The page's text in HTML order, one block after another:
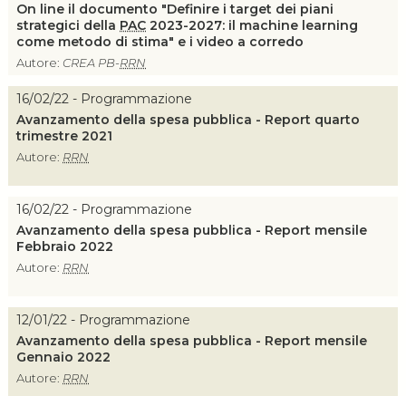
On line il documento "Definire i target dei piani
strategici della PAC 2023-2027: il machine learning
come metodo di stima" e i video a corredo
Autore: CREA PB-RRN
16/02/22 - Programmazione
Avanzamento della spesa pubblica - Report quarto
trimestre 2021
Autore: RRN
16/02/22 - Programmazione
Avanzamento della spesa pubblica - Report mensile
Febbraio 2022
Autore: RRN
12/01/22 - Programmazione
Avanzamento della spesa pubblica - Report mensile
Gennaio 2022
Autore: RRN